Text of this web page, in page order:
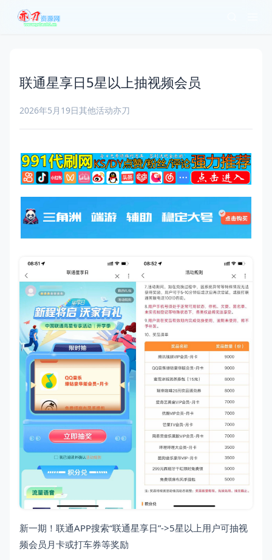
联通星享日5星以上抽视频会员
2026年5月19日其他活动亦刀
新一期！联通APP搜索“联通星享日”->5星以上用户可抽视
频会员月卡或打车券等奖励